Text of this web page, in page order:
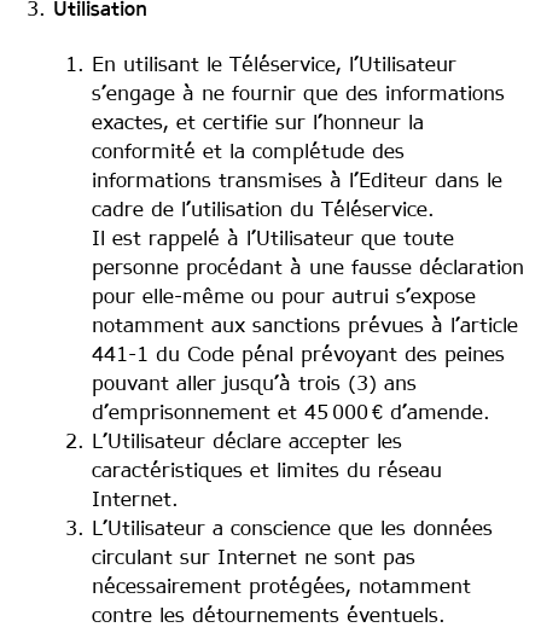
Utilisation
En utilisant le Téléservice, l’Utilisateur
s’engage à ne fournir que des informations
exactes, et certifie sur l’honneur la
conformité et la complétude des
informations transmises à l’Editeur dans le
cadre de l’utilisation du Téléservice.
Il est rappelé à l’Utilisateur que toute
personne procédant à une fausse déclaration
pour elle-même ou pour autrui s’expose
notamment aux sanctions prévues à l’article
441-1 du Code pénal prévoyant des peines
pouvant aller jusqu’à trois (3) ans
d’emprisonnement et 45 000 € d’amende.
L’Utilisateur déclare accepter les
caractéristiques et limites du réseau
Internet.
L’Utilisateur a conscience que les données
circulant sur Internet ne sont pas
nécessairement protégées, notamment
contre les détournements éventuels.